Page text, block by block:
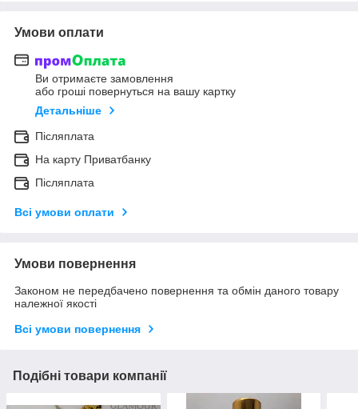
Умови оплати
Ви отримаєте замовлення
або гроші повернуться на вашу картку
Детальніше
Післяплата
На карту Приватбанку
Післяплата
Всі умови оплати
Умови повернення
Законом не передбачено повернення та обмін даного товару
належної якості
Всі умови повернення
Подібні товари компанії